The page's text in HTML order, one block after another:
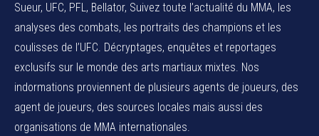
Sueur, UFC, PFL, Bellator, Suivez toute l’actualité du MMA, les
analyses des combats, les portraits des champions et les
coulisses de l’UFC. Décryptages, enquêtes et reportages
exclusifs sur le monde des arts martiaux mixtes. Nos
indormations proviennent de plusieurs agents de joueurs, des
agent de joueurs, des sources locales mais aussi des
organisations de MMA internationales.